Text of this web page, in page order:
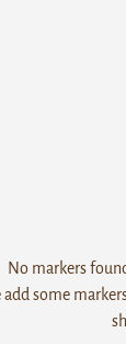
No markers
add some